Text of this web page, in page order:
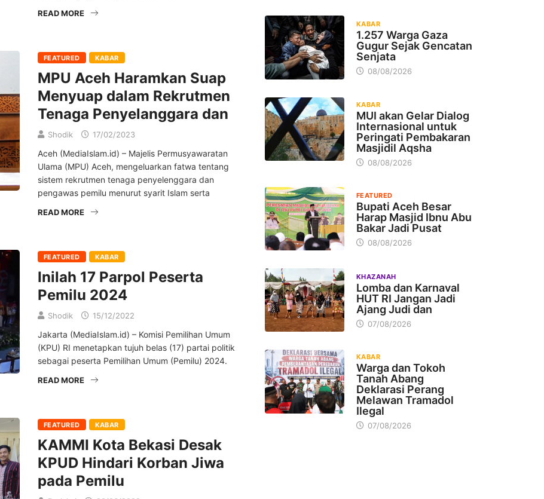
READ MORE
FEATURED KABAR
MPU Aceh Haramkan Suap
Menyuap dalam Rekrutmen
Tenaga Penyelanggara dan
Shodik 17/02/2023
Aceh (MediaIslam.id) – Majelis Permusyawaratan
Ulama (MPU) Aceh, mengeluarkan fatwa tentang
sistem rekrutmen tenaga penyelenggara dan
pengawas pemilu menurut syarit Islam serta
READ MORE
FEATURED KABAR
Inilah 17 Parpol Peserta
Pemilu 2024
Shodik 15/12/2022
Jakarta (MediaIslam.id) – Komisi Pemilihan Umum
(KPU) RI menetapkan tujuh belas (17) partai politik
sebagai peserta Pemilihan Umum (Pemilu) 2024.
READ MORE
FEATURED KABAR
KAMMI Kota Bekasi Desak
KPUD Hindari Korban Jiwa
pada Pemilu
KABAR
1.257 Warga Gaza
Gugur Sejak Gencatan
Senjata
08/08/2026
KABAR
MUI akan Gelar Dialog
Internasional untuk
Peringati Pembakaran
Masjidil Aqsha
08/08/2026
FEATURED
Bupati Aceh Besar
Harap Masjid Ibnu Abu
Bakar Jadi Pusat
08/08/2026
KHAZANAH
Lomba dan Karnaval
HUT RI Jangan Jadi
Ajang Judi dan
07/08/2026
KABAR
Warga dan Tokoh
Tanah Abang
Deklarasi Perang
Melawan Tramadol
Ilegal
07/08/2026